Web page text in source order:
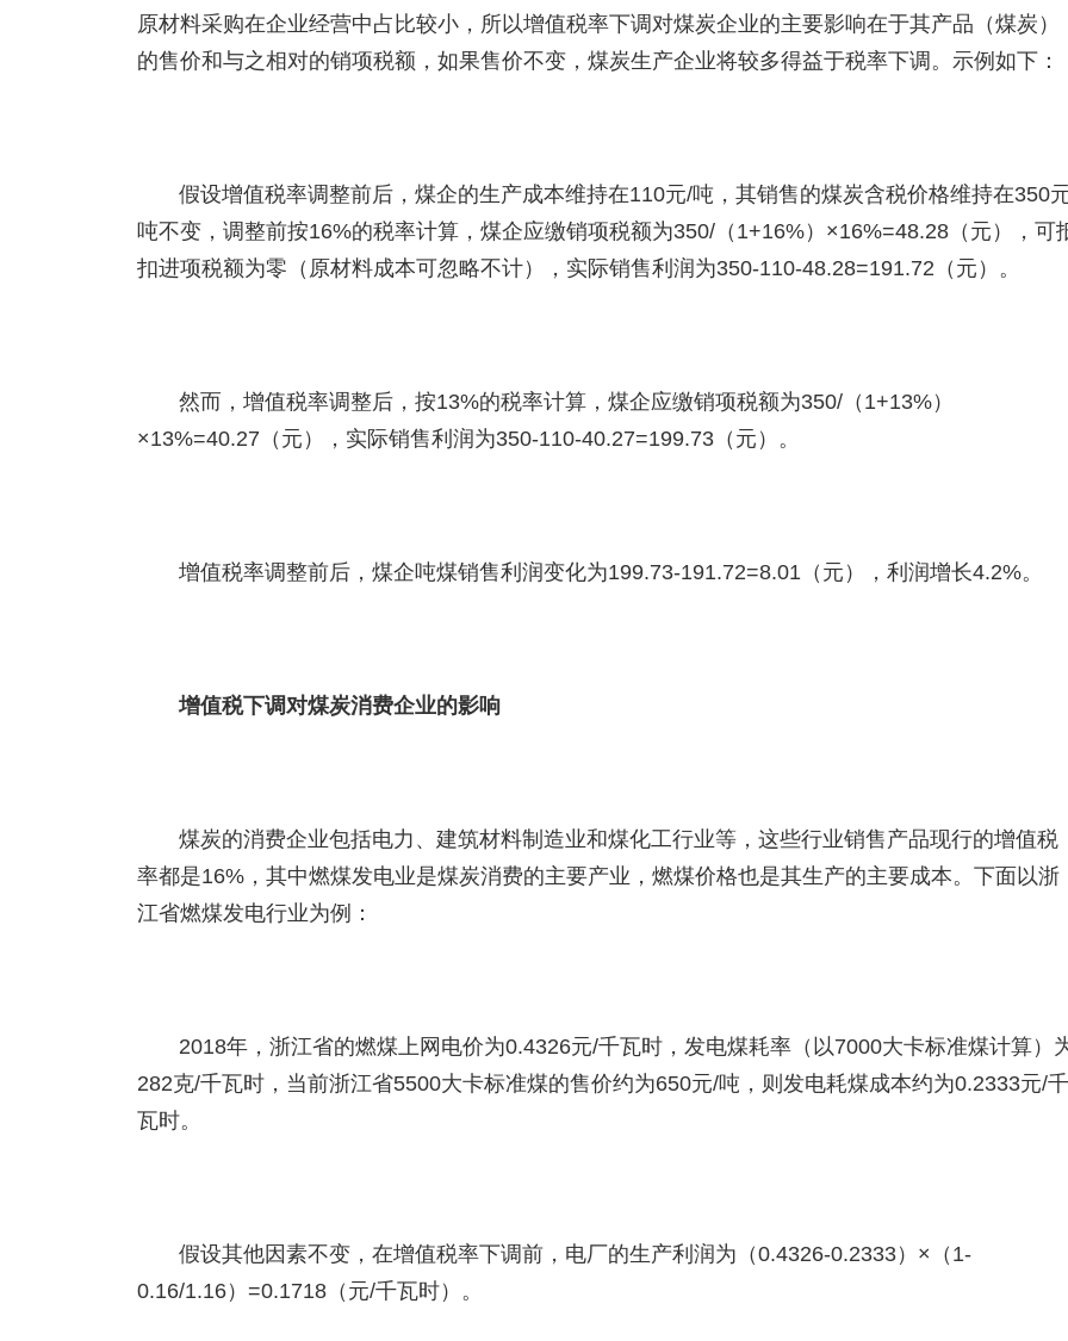
原材料采购在企业经营中占比较小，所以增值税率下调对煤炭企业的主要影响在于其产品（煤炭）
的售价和与之相对的销项税额，如果售价不变，煤炭生产企业将较多得益于税率下调。示例如下：
假设增值税率调整前后，煤企的生产成本维持在110元/吨，其销售的煤炭含税价格维持在350
吨不变，调整前按16%的税率计算，煤企应缴销项税额为350/（1+16%）×16%=48.28（元），可
扣进项税额为零（原材料成本可忽略不计），实际销售利润为350-110-48.28=191.72（元）。
然而，增值税率调整后，按13%的税率计算，煤企应缴销项税额为350/（1+13%）
×13%=40.27（元），实际销售利润为350-110-40.27=199.73（元）。
增值税率调整前后，煤企吨煤销售利润变化为199.73-191.72=8.01（元），利润增长4.2%。
增值税下调对煤炭消费企业的影响
煤炭的消费企业包括电力、建筑材料制造业和煤化工行业等，这些行业销售产品现行的增值税
率都是16%，其中燃煤发电业是煤炭消费的主要产业，燃煤价格也是其生产的主要成本。下面以浙
江省燃煤发电行业为例：
2018年，浙江省的燃煤上网电价为0.4326元/千瓦时，发电煤耗率（以7000大卡标准煤计算）
282克/千瓦时，当前浙江省5500大卡标准煤的售价约为650元/吨，则发电耗煤成本约为0.2333元/千
瓦时。
假设其他因素不变，在增值税率下调前，电厂的生产利润为（0.4326-0.2333）×（1-
0.16/1.16）=0.1718（元/千瓦时）。